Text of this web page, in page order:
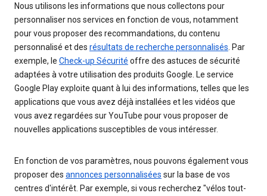
Nous utilisons les informations que nous collectons pour
personnaliser nos services en fonction de vous, notamment
pour vous proposer des recommandations, du contenu
personnalisé et des résultats de recherche personnalisés . Par
exemple, le Check-up Sécurité offre des astuces de sécurité
adaptées à votre utilisation des produits Google. Le service
Google Play exploite quant à lui des informations, telles que les
applications que vous avez déjà installées et les vidéos que
vous avez regardées sur YouTube pour vous proposer de
nouvelles applications susceptibles de vous intéresser.
En fonction de vos paramètres, nous pouvons également vous
proposer des annonces personnalisées sur la base de vos
centres d'intérêt. Par exemple, si vous recherchez "vélos tout-